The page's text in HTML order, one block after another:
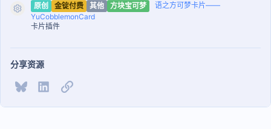
资源图标
原创 金锭付费 其他 方块宝可梦
语之方可梦卡片——
YuCobblemonCard
卡片插件
分享资源
Bluesky LinkedIn链接